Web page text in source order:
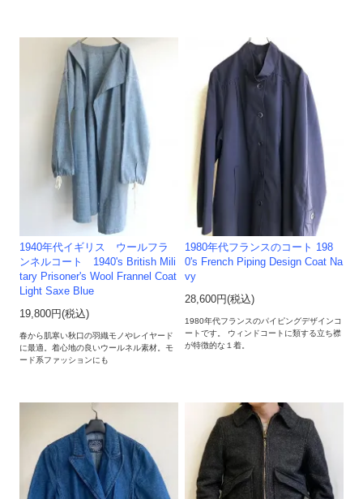
1940年代イギリス ウールフラ
ンネルコート 1940's British Mili
tary Prisoner's Wool Frannel Coat
Light Saxe Blue
19,800円(税込)
春から肌寒い秋口の羽織モノやレイヤード
に最適。着心地の良いウールネル素材。モ
ード系ファッションにも
1980年代フランスのコート 198
0's French Piping Design Coat Na
vy
28,600円(税込)
1980年代フランスのパイピングデザインコ
ートです。 ウィンドコートに類する立ち襟
が特徴的な１着。